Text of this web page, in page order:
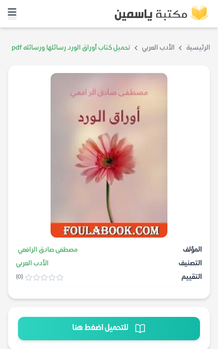
الرئيسية الأدب العربي تحميل كتاب أوراق الورد رسائلها ورسائله pdf
المؤلف
مصطفى صادق الرافعي
التصنيف
الأدب العربي
التقييم
(0)
للتحميل اضغط هنا